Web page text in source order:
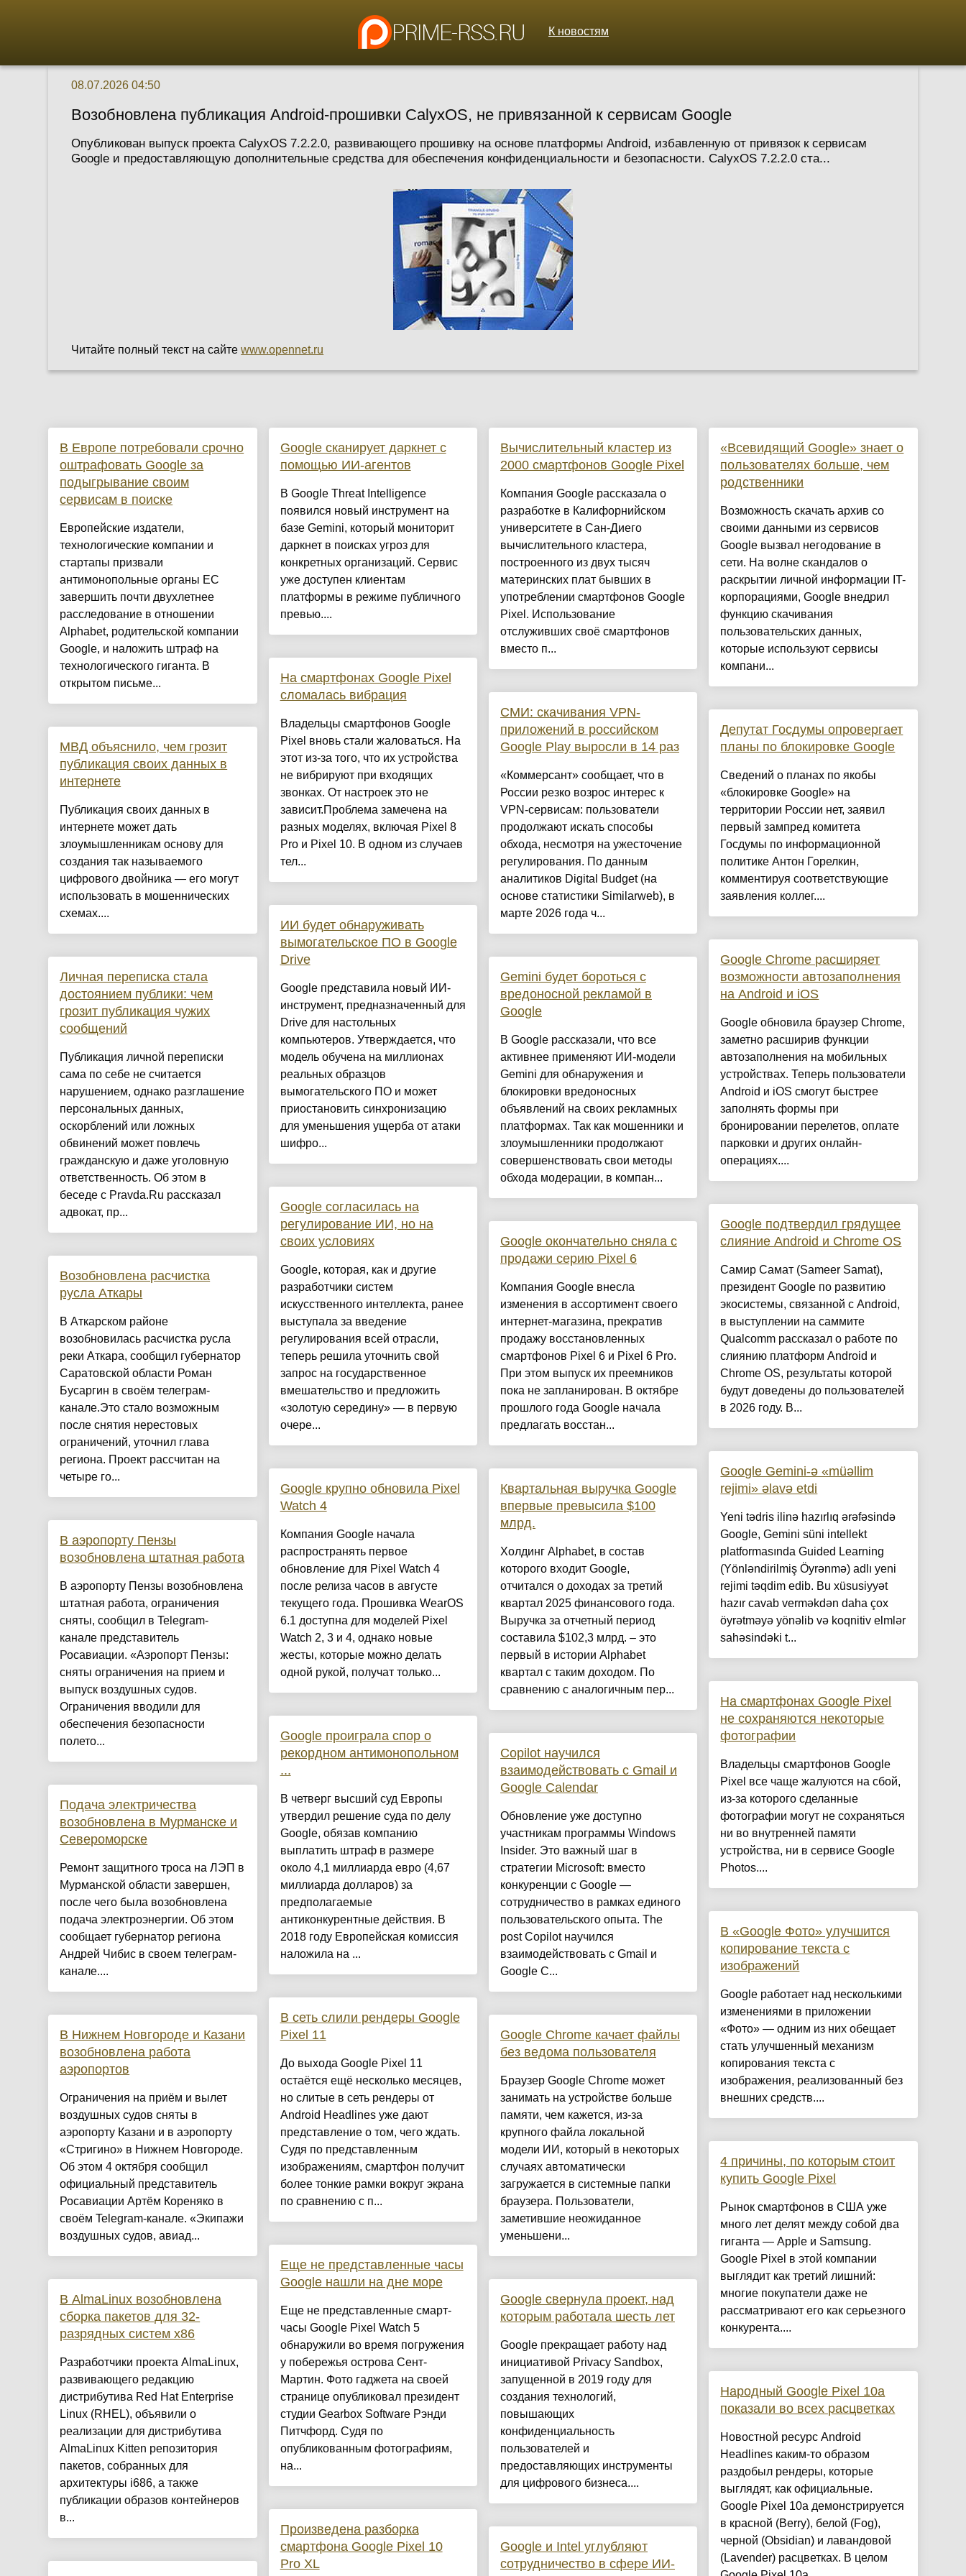
К новостям
08.07.2026 04:50
Возобновлена публикация Android-прошивки CalyxOS, не привязанной к сервисам Google
Опубликован выпуск проекта CalyxOS 7.2.2.0, развивающего прошивку на основе платформы Android, избавленную от привязок к сервисам
Google и предоставляющую дополнительные средства для обеспечения конфиденциальности и безопасности. CalyxOS 7.2.2.0 ста...
Читайте полный текст на сайтеwww.opennet.ru
В Европе потребовали срочно
оштрафовать Google за
подыгрывание своим
сервисам в поиске
Европейские издатели,
технологические компании и
стартапы призвали
антимонопольные органы ЕС
завершить почти двухлетнее
расследование в отношении
Alphabet, родительской компании
Google, и наложить штраф на
технологического гиганта. В
открытом письме...
МВД объяснило, чем грозит
публикация своих данных в
интернете
Публикация своих данных в
интернете может дать
злоумышленникам основу для
создания так называемого
цифрового двойника — его могут
использовать в мошеннических
схемах....
Личная переписка стала
достоянием публики: чем
грозит публикация чужих
сообщений
Публикация личной переписки
сама по себе не считается
нарушением, однако разглашение
персональных данных,
оскорблений или ложных
обвинений может повлечь
гражданскую и даже уголовную
ответственность. Об этом в
беседе с Pravda.Ru рассказал
адвокат, пр...
Возобновлена расчистка
русла Аткары
В Аткарском районе
возобновилась расчистка русла
реки Аткара, сообщил губернатор
Саратовской области Роман
Бусаргин в своём телеграм-
канале.Это стало возможным
после снятия нерестовых
ограничений, уточнил глава
региона. Проект рассчитан на
четыре го...
В аэропорту Пензы
возобновлена штатная работа
В аэропорту Пензы возобновлена
штатная работа, ограничения
сняты, сообщил в Telegram-
канале представитель
Росавиации. «Аэропорт Пензы:
сняты ограничения на прием и
выпуск воздушных судов.
Ограничения вводили для
обеспечения безопасности
полето...
Подача электричества
возобновлена в Мурманске и
Североморске
Ремонт защитного троса на ЛЭП в
Мурманской области завершен,
после чего была возобновлена
подача электроэнергии. Об этом
сообщает губернатор региона
Андрей Чибис в своем телеграм-
канале....
В Нижнем Новгороде и Казани
возобновлена работа
аэропортов
Ограничения на приём и вылет
воздушных судов сняты в
аэропорту Казани и в аэропорту
«Стригино» в Нижнем Новгороде.
Об этом 4 октября сообщил
официальный представитель
Росавиации Артём Кореняко в
своём Telegram-канале. «Экипажи
воздушных судов, авиад...
В AlmaLinux возобновлена
сборка пакетов для 32-
разрядных систем x86
Разработчики проекта AlmaLinux,
развивающего редакцию
дистрибутива Red Hat Enterprise
Linux (RHEL), объявили о
реализации для дистрибутива
AlmaLinux Kitten репозитория
пакетов, собранных для
архитектуры i686, а также
публикации образов контейнеров
в...
Google сканирует даркнет с
помощью ИИ-агентов
В Google Threat Intelligence
появился новый инструмент на
базе Gemini, который мониторит
даркнет в поисках угроз для
конкретных организаций. Сервис
уже доступен клиентам
платформы в режиме публичного
превью....
На смартфонах Google Pixel
сломалась вибрация
Владельцы смартфонов Google
Pixel вновь стали жаловаться. На
этот из-за того, что их устройства
не вибрируют при входящих
звонках. От настроек это не
зависит.Проблема замечена на
разных моделях, включая Pixel 8
Pro и Pixel 10. В одном из случаев
тел...
ИИ будет обнаруживать
вымогательское ПО в Google
Drive
Google представила новый ИИ-
инструмент, предназначенный для
Drive для настольных
компьютеров. Утверждается, что
модель обучена на миллионах
реальных образцов
вымогательского ПО и может
приостановить синхронизацию
для уменьшения ущерба от атаки
шифро...
Google согласилась на
регулирование ИИ, но на
своих условиях
Google, которая, как и другие
разработчики систем
искусственного интеллекта, ранее
выступала за введение
регулирования всей отрасли,
теперь решила уточнить свой
запрос на государственное
вмешательство и предложить
«золотую середину» — в первую
очере...
Google крупно обновила Pixel
Watch 4
Компания Google начала
распространять первое
обновление для Pixel Watch 4
после релиза часов в августе
текущего года. Прошивка WearOS
6.1 доступна для моделей Pixel
Watch 2, 3 и 4, однако новые
жесты, которые можно делать
одной рукой, получат только...
Google проиграла спор о
рекордном антимонопольном
...
В четверг высший суд Европы
утвердил решение суда по делу
Google, обязав компанию
выплатить штраф в размере
около 4,1 миллиарда евро (4,67
миллиарда долларов) за
предполагаемые
антиконкурентные действия. В
2018 году Европейская комиссия
наложила на ...
В сеть слили рендеры Google
Pixel 11
До выхода Google Pixel 11
остаётся ещё несколько месяцев,
но слитые в сеть рендеры от
Android Headlines уже дают
представление о том, чего ждать.
Судя по представленным
изображениям, смартфон получит
более тонкие рамки вокруг экрана
по сравнению с п...
Еще не представленные часы
Google нашли на дне море
Еще не представленные смарт-
часы Google Pixel Watch 5
обнаружили во время погружения
у побережья острова Сент-
Мартин. Фото гаджета на своей
странице опубликовал президент
студии Gearbox Software Рэнди
Питчфорд. Судя по
опубликованным фотографиям,
на...
Произведена разборка
смартфона Google Pixel 10
Pro XL
Вычислительный кластер из
2000 смартфонов Google Pixel
Компания Google рассказала о
разработке в Калифорнийском
университете в Сан-Диего
вычислительного кластера,
построенного из двух тысяч
материнских плат бывших в
употреблении смартфонов Google
Pixel. Использование
отслуживших своё смартфонов
вместо п...
СМИ: скачивания VPN-
приложений в российском
Google Play выросли в 14 раз
«Коммерсант» сообщает, что в
России резко возрос интерес к
VPN-сервисам: пользователи
продолжают искать способы
обхода, несмотря на ужесточение
регулирования. По данным
аналитиков Digital Budget (на
основе статистики Similarweb), в
марте 2026 года ч...
Gemini будет бороться с
вредоносной рекламой в
Google
В Google рассказали, что все
активнее применяют ИИ-модели
Gemini для обнаружения и
блокировки вредоносных
объявлений на своих рекламных
платформах. Так как мошенники и
злоумышленники продолжают
совершенствовать свои методы
обхода модерации, в компан...
Google окончательно сняла с
продажи серию Pixel 6
Компания Google внесла
изменения в ассортимент своего
интернет-магазина, прекратив
продажу восстановленных
смартфонов Pixel 6 и Pixel 6 Pro.
При этом выпуск их преемников
пока не запланирован. В октябре
прошлого года Google начала
предлагать восстан...
Квартальная выручка Google
впервые превысила $100
млрд.
Холдинг Alphabet, в состав
которого входит Google,
отчитался о доходах за третий
квартал 2025 финансового года.
Выручка за отчетный период
составила $102,3 млрд. – это
первый в истории Alphabet
квартал с таким доходом. По
сравнению с аналогичным пер...
Copilot научился
взаимодействовать с Gmail и
Google Calendar
Обновление уже доступно
участникам программы Windows
Insider. Это важный шаг в
стратегии Microsoft: вместо
конкуренции с Google —
сотрудничество в рамках единого
пользовательского опыта. The
post Copilot научился
взаимодействовать с Gmail и
Google C...
Google Chrome качает файлы
без ведома пользователя
Браузер Google Chrome может
занимать на устройстве больше
памяти, чем кажется, из-за
крупного файла локальной
модели ИИ, который в некоторых
случаях автоматически
загружается в системные папки
браузера. Пользователи,
заметившие неожиданное
уменьшени...
Google свернула проект, над
которым работала шесть лет
Google прекращает работу над
инициативой Privacy Sandbox,
запущенной в 2019 году для
создания технологий,
повышающих
конфиденциальность
пользователей и
предоставляющих инструменты
для цифрового бизнеса....
Google и Intel углубляют
сотрудничество в сфере ИИ-
«Всевидящий Google» знает о
пользователях больше, чем
родственники
Возможность скачать архив со
своими данными из сервисов
Google вызвал негодование в
сети. На волне скандалов о
раскрытии личной информации IT-
корпорациями, Google внедрил
функцию скачивания
пользовательских данных,
которые используют сервисы
компани...
Депутат Госдумы опровергает
планы по блокировке Google
Сведений о планах по якобы
«блокировке Google» на
территории России нет, заявил
первый зампред комитета
Госдумы по информационной
политике Антон Горелкин,
комментируя соответствующие
заявления коллег....
Google Chrome расширяет
возможности автозаполнения
на Android и iOS
Google обновила браузер Chrome,
заметно расширив функции
автозаполнения на мобильных
устройствах. Теперь пользователи
Android и iOS смогут быстрее
заполнять формы при
бронировании перелетов, оплате
парковки и других онлайн-
операциях....
Google подтвердил грядущее
слияние Android и Chrome OS
Самир Самат (Sameer Samat),
президент Google по развитию
экосистемы, связанной с Android,
в выступлении на саммите
Qualcomm рассказал о работе по
слиянию платформ Android и
Chrome OS, результаты которой
будут доведены до пользователей
в 2026 году. В...
Google Gemini-ə «müəllim
rejimi» əlavə etdi
Yeni tədris ilinə hazırlıq ərəfəsində
Google, Gemini süni intellekt
platformasında Guided Learning
(Yönləndirilmiş Öyrənmə) adlı yeni
rejimi təqdim edib. Bu xüsusiyyət
hazır cavab verməkdən daha çox
öyrətməyə yönəlib və koqnitiv elmlər
sahəsindəki t...
На смартфонах Google Pixel
не сохраняются некоторые
фотографии
Владельцы смартфонов Google
Pixel все чаще жалуются на сбой,
из-за которого сделанные
фотографии могут не сохраняться
ни во внутренней памяти
устройства, ни в сервисе Google
Photos....
В «Google Фото» улучшится
копирование текста с
изображений
Google работает над несколькими
изменениями в приложении
«Фото» — одним из них обещает
стать улучшенный механизм
копирования текста с
изображения, реализованный без
внешних средств....
4 причины, по которым стоит
купить Google Pixel
Рынок смартфонов в США уже
много лет делят между собой два
гиганта — Apple и Samsung.
Google Pixel в этой компании
выглядит как третий лишний:
многие покупатели даже не
рассматривают его как серьезного
конкурента....
Народный Google Pixel 10a
показали во всех расцветках
Новостной ресурс Android
Headlines каким-то образом
раздобыл рендеры, которые
выглядят, как официальные.
Google Pixel 10a демонстрируется
в красной (Berry), белой (Fog),
черной (Obsidian) и лавандовой
(Lavender) расцветках. В целом